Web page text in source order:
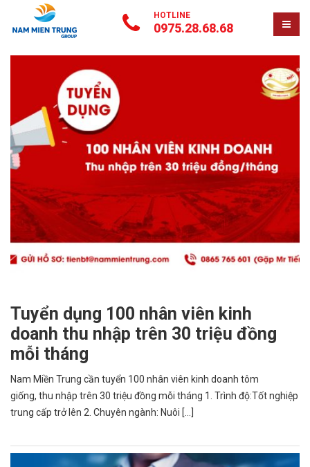
HOTLINE
0975.28.68.68
Tuyển dụng 100 nhân viên kinh
doanh thu nhập trên 30 triệu đồng
mỗi tháng
Nam Miền Trung cần tuyển 100 nhân viên kinh doanh tôm
giống, thu nhập trên 30 triệu đồng mỗi tháng 1. Trình độ:Tốt nghiệp
trung cấp trở lên 2. Chuyên ngành: Nuôi [...]